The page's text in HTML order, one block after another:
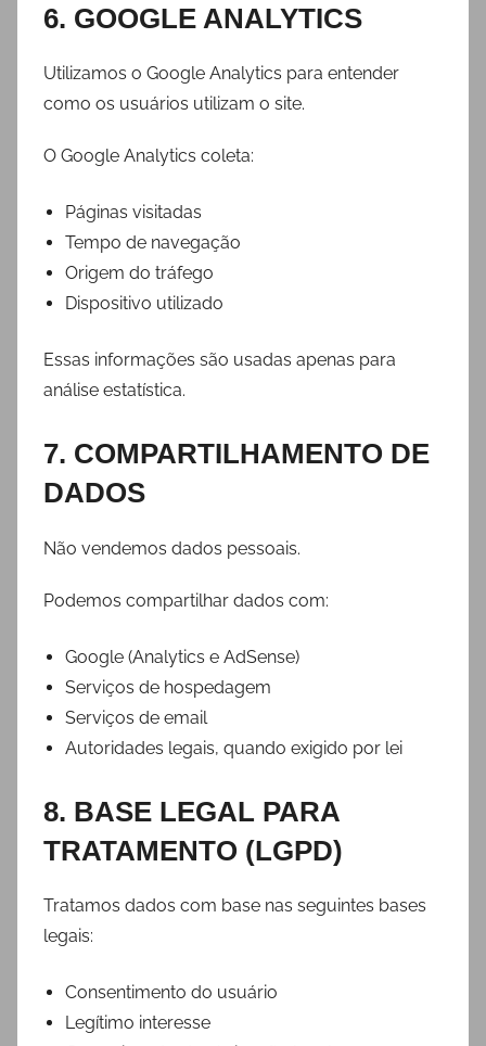
6. GOOGLE ANALYTICS
Utilizamos o Google Analytics para entender
como os usuários utilizam o site.
O Google Analytics coleta:
Páginas visitadas
Tempo de navegação
Origem do tráfego
Dispositivo utilizado
Essas informações são usadas apenas para
análise estatística.
7. COMPARTILHAMENTO DE
DADOS
Não vendemos dados pessoais.
Podemos compartilhar dados com:
Google (Analytics e AdSense)
Serviços de hospedagem
Serviços de email
Autoridades legais, quando exigido por lei
8. BASE LEGAL PARA
TRATAMENTO (LGPD)
Tratamos dados com base nas seguintes bases
legais:
Consentimento do usuário
Legítimo interesse